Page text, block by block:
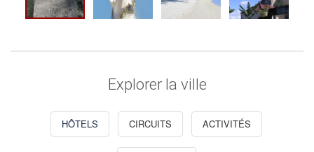
Explorer la ville
HÔTELS CIRCUITS ACTIVITÉS